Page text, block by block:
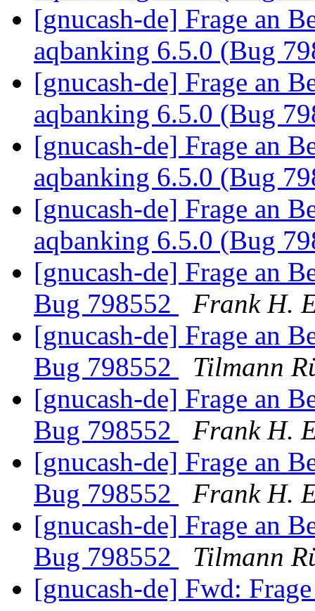
[gnucash-de] Frage an
aqbanking 6.5.0 (Bug
[gnucash-de] Frage an
aqbanking 6.5.0 (Bug
[gnucash-de] Frage an
aqbanking 6.5.0 (Bug
[gnucash-de] Frage an
aqbanking 6.5.0 (Bug
[gnucash-de] Frage an
Bug 798552
Frank H.
[gnucash-de] Frage an
Bug 798552
Tilmann
[gnucash-de] Frage an
Bug 798552
Frank H.
[gnucash-de] Frage an
Bug 798552
Frank H.
[gnucash-de] Frage an
Bug 798552
Tilmann
[gnucash-de] Fwd: